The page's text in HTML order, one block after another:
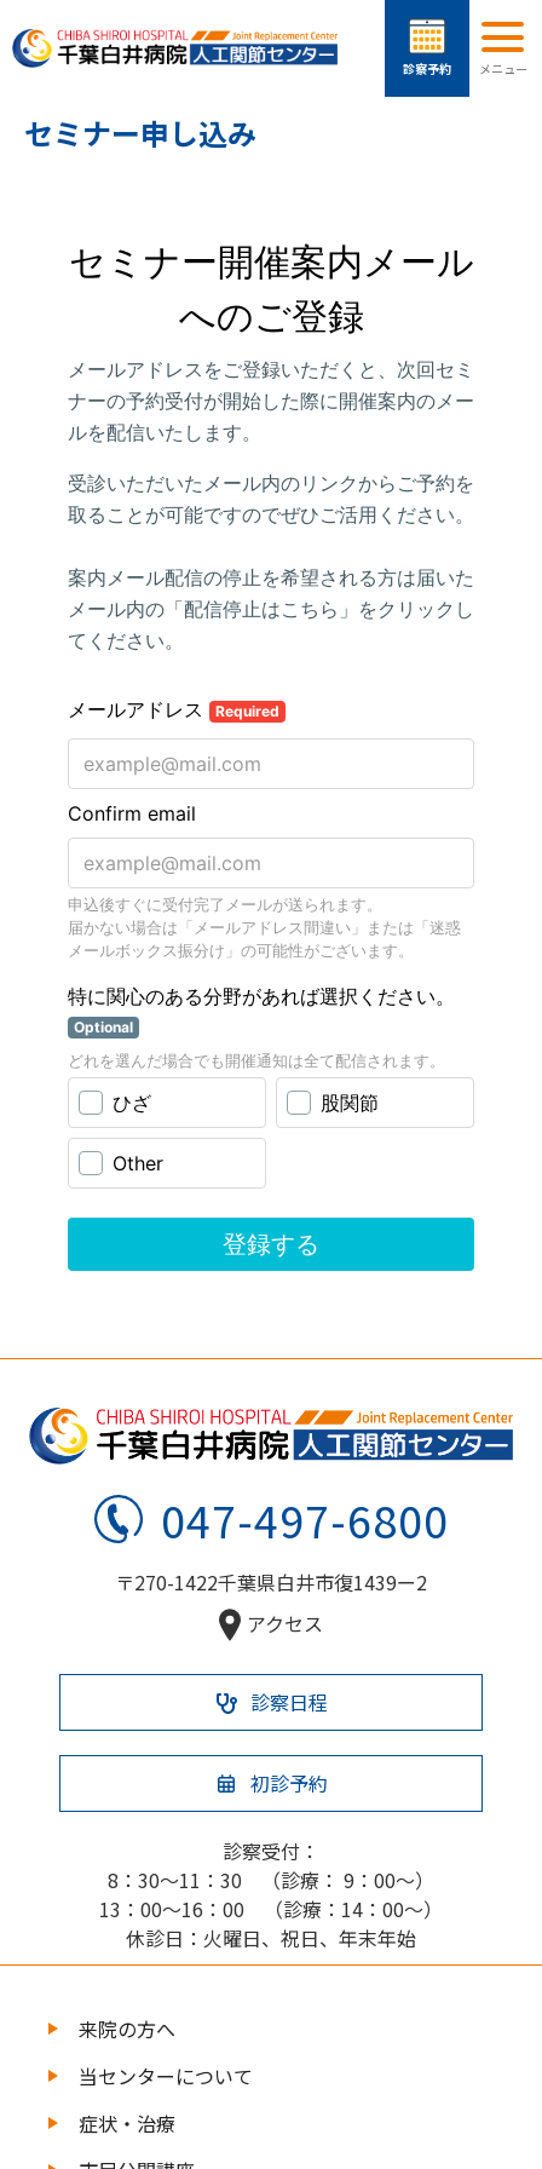
セミナー申し込み
047-497-6800
〒270-1422千葉県白井市復1439ー2
アクセス
診察日程
初診予約
診察受付：
8：30～11：30 （診療： 9：00～）
13：00～16：00 （診療：14：00～）
休診日：火曜日、祝日、年末年始
来院の方へ
当センターについて
症状・治療